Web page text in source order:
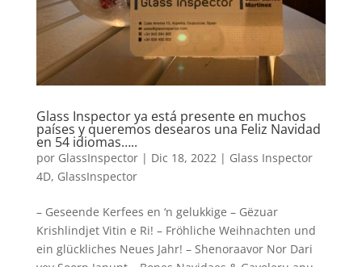
Glass Inspector ya está presente en muchos
países y queremos desearos una Feliz Navidad
en 54 idiomas…..
por GlassInspector| Dic 18, 2022 | Glass Inspector
4D, GlassInspector
– Geseende Kerfees en ‘n gelukkige – Gëzuar
Krishlindjet Vitin e Ri! – Fröhliche Weihnachten und
ein glückliches Neues Jahr! – Shenoraavor Nor Dari